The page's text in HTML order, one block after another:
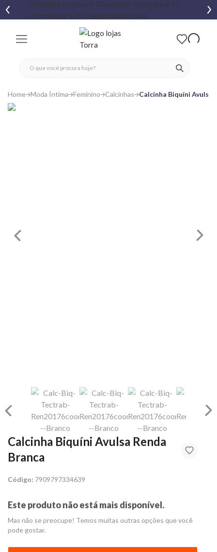
ver
fechar menu
fechar menu
favoritos
Home Moda Íntima Feminino Calcinhas Calcinha Biquíni Avulsa
Calcinha Biquíni Avulsa Renda
Branca
Código: 7909797334639
Este produto não está mais disponível.
Mas não se preocupe! Temos muitas outras opções que você
pode gostar.